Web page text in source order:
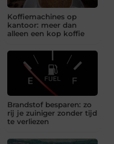
Koffiemachines op
kantoor: meer dan
alleen een kop koffie
Brandstof besparen: zo
rij je zuiniger zonder tijd
te verliezen